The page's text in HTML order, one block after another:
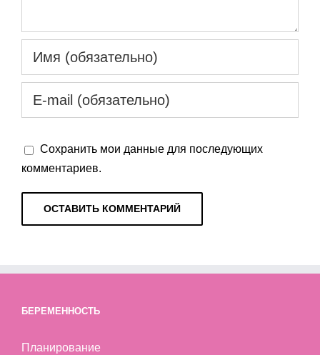
Сохранить мои данные для последующих
комментариев.
БЕРЕМЕННОСТЬ
Планирование